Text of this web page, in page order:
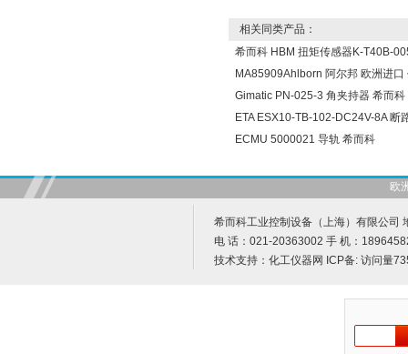
相关同类产品：
希而科 HBM 扭矩传感器K-T40B-
MA85909Ahlborn 阿尔邦 欧洲进口
Gimatic PN-025-3 角夹持器 希而科
ETA ESX10-TB-102-DC24V-8A 断
ECMU 5000021 导轨 希而科
欧
希而科工业控制设备（上海）有限公司
电 话：021-20363002 手 机：
技术支持： 化工仪器网 ICP备: 访问量